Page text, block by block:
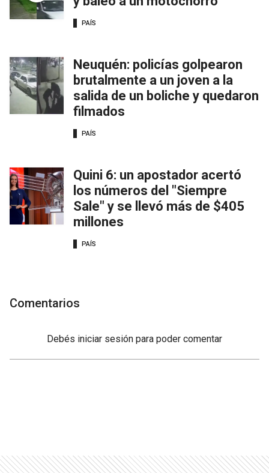
PAÍS
Neuquén: policías golpearon
brutalmente a un joven a la
salida de un boliche y quedaron
filmados
PAÍS
Quini 6: un apostador acertó
los números del "Siempre
Sale" y se llevó más de $405
millones
PAÍS
Comentarios
Debés iniciar sesión para poder comentar